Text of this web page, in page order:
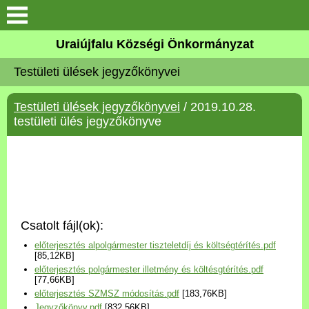
Köszöntő
Elérhetőségek
Uraiújfalu
Választási információk
Versenyképes Járások
Program
Uraiújfalu Községi Önkormányzat
Testületi ülések jegyzőkönyvei
Testületi ülések jegyzőkönyvei / 2019.10.28.
testületi ülés jegyzőkönyve
Csatolt fájl(ok):
előterjesztés alpolgármester tiszteletdíj és költségtérítés.pdf
[85,12KB]
előterjesztés polgármester illetmény és költésgtérítés.pdf
[77,66KB]
előterjesztés SZMSZ módosítás.pdf [183,76KB]